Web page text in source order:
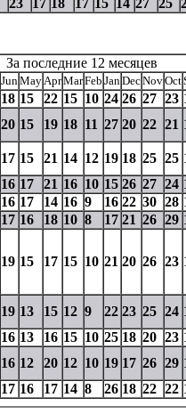
За последние 12 месяцев
Jun May AprMarFeb Jan DecNovOct
18 15 22 15 10 24 26 27 23
20 15 19 18 11 27 20 22 21
17 15 21 14 12 19 18 25 25
16 17 21 16 10 15 26 27 24
16 17 14 16 9 16 22 30 28
17 16 18 10 8 17 21 26 29
19 15 17 15 10 21 20 26 23
19 13 15 12 9 22 23 25 24
16 13 16 15 10 25 18 20 23
16 12 20 12 10 19 17 26 29
17 16 17 14 8 26 18 22 22